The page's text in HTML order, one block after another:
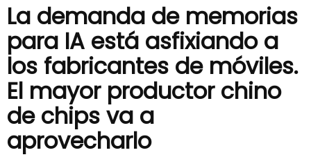
La demanda de memorias
para IA está asfixiando a
los fabricantes de móviles.
El mayor productor chino
de chips va a
aprovecharlo